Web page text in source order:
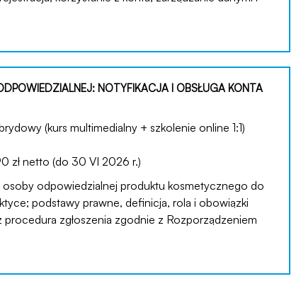
NOTYFIKACJA I OBSŁUGA KONTA
(kurs multimedialny + szkolenie online 1:1)
zł netto (do 30 VI 2026 r.)
osoby odpowiedzialnej produktu kosmetycznego do
podstawy prawne, definicja, rola i obowiązki
zgłoszenia zgodnie z Rozporządzeniem